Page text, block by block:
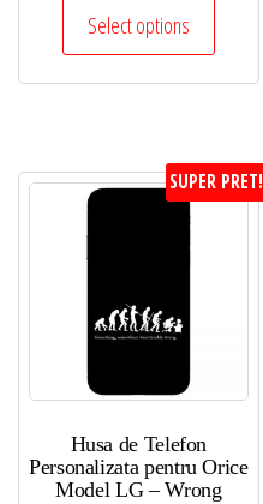
Select options
SUPER PRET!
Husa de Telefon
Personalizata pentru Orice
Model LG – Wrong